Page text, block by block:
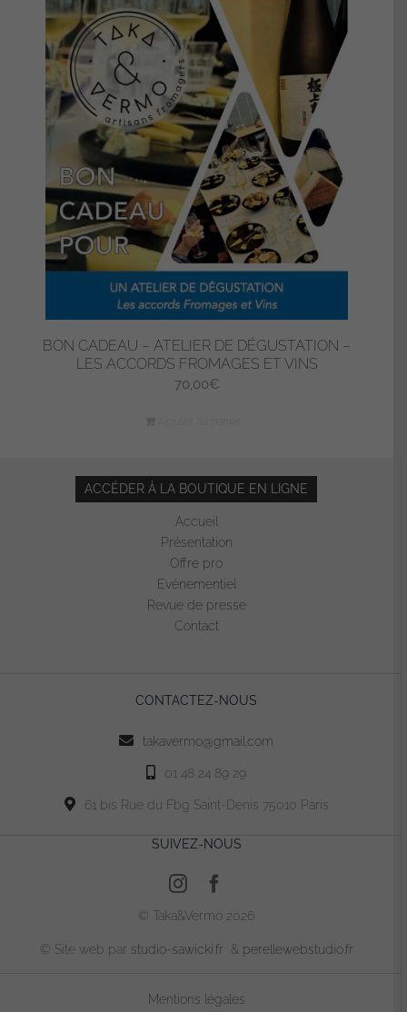
BON CADEAU – ATELIER DE DÉGUSTATION –
LES ACCORDS FROMAGES ET VINS
70,00€
ACCÉDER À LA BOUTIQUE EN LIGNE
Accueil
Présentation
Offre pro
Evénementiel
Revue de presse
Contact
CONTACTEZ-NOUS
takavermo@gmail.com
01 48 24 89 29
61 bis Rue du Fbg Saint-Denis 75010 Paris
SUIVEZ-NOUS
© Taka&Vermo 2026
© Site web par studio-sawicki.fr & perellewebstudio.fr
Mentions légales